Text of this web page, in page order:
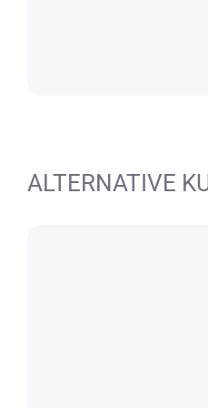
ALTERNATIVE